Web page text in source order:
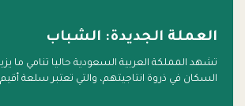
العملة الجديدة: الشباب
السكان في ذروة انتاجيتهم، والتي تعتبر سلعة